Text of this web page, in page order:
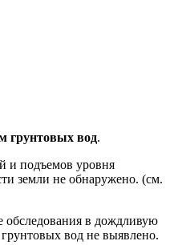
грунтовых вод.
и подъемов уровня
земли не обнаружено. (см.
обследования в дождливую
вод не выявлено.